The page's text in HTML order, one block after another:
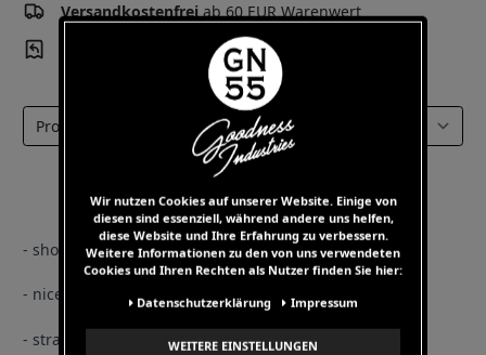
Versandkostenfreiab 60 EUR Warenwert
Rückversand 14 Tage Rückgaberecht
Select a tab
- shorts with soft and very comfortable cotton blend
- nice details and small logo patches
- straight cut
Wir nutzen Cookies auf unserer Website. Einige von
diesen sind essenziell, während andere uns helfen,
diese Website und Ihre Erfahrung zu verbessern.
Weitere Informationen zu den von uns verwendeten
Cookies und Ihren Rechten als Nutzer finden Sie hier:
Daten­schutz­erklärung
Impressum
WEITERE EINSTELLUNGEN